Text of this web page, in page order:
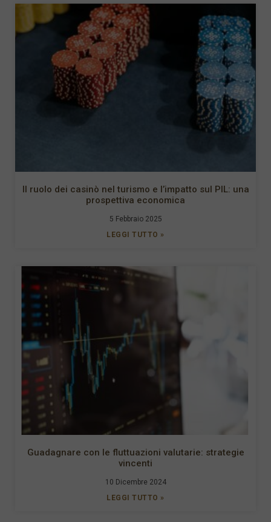
Il ruolo dei casinò nel turismo e l’impatto sul PIL: una
prospettiva economica
5 Febbraio 2025
LEGGI TUTTO »
Guadagnare con le fluttuazioni valutarie: strategie
vincenti
10 Dicembre 2024
LEGGI TUTTO »